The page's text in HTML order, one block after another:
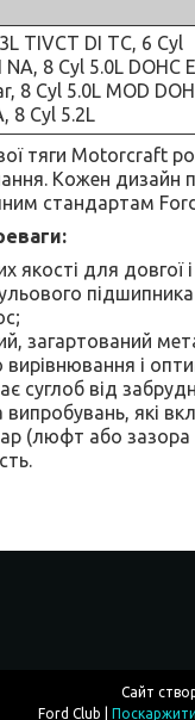
TIVCT DI TC, 6 Cyl
NA, 8 Cyl 5.0L DOHC
8 Cyl 5.0L MOD
8 Cyl 5.2L
тяги Motorcraft
Кожен дизайн
стандартам
якості для довгої
загартований
вирівнювання і
суглоб від
випробувань, які
(люфт або зазора
Сайт